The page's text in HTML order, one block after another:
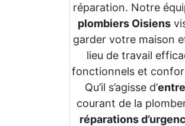
réparation. Notre
plombiers Oisiens
garder votre maison
lieu de travail
fonctionnels et
Qu’il s’agisse d’
courant de la
réparations